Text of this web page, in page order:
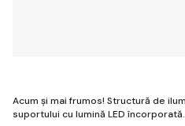
Acum și mai frumos! Structură de
suportului cu lumină LED